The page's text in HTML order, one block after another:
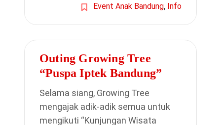
Event Anak Bandung, Info
Outing Growing Tree
“Puspa Iptek Bandung”
Selama siang, Growing Tree
mengajak adik-adik semua untuk
mengikuti “Kunjungan Wisata